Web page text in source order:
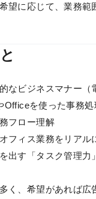
望に応じて、業務範
なビジネスマナー（
Officeを使った事務
フロー理解
フィス業務をリアル
出す「タスク管理力
く、希望があれば広